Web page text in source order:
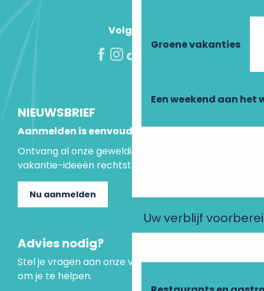
Groene vakanties
Een weekend aan het
Uw verblijf
Volg ons!
NIEUWSBRIEF
Aanmelden is eenvoudig
Ontvang al onze geweldige aanbiedingen en
vakantie-ideeën rechtstreeks in je inbox.
Nu aanmelden
Advies nodig?
Stel je vragen aan onze virtuele assistent, die er is
om je te helpen.